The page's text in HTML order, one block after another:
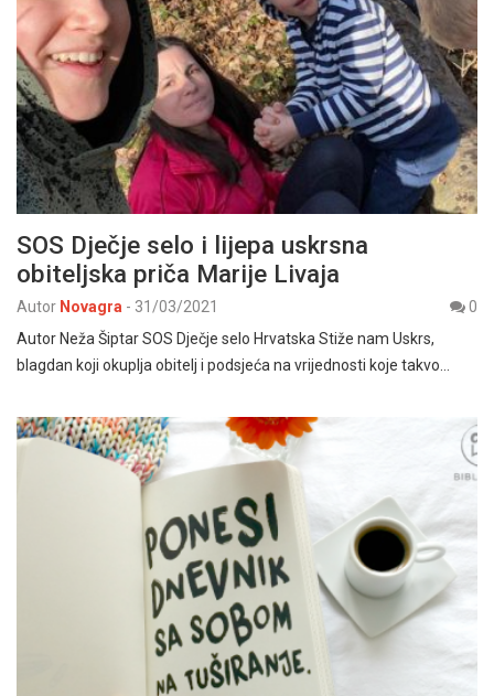
SOS Dječje selo i lijepa uskrsna
obiteljska priča Marije Livaja
Autor Novagra - 31/03/2021
0
Autor Neža Šiptar SOS Dječje selo Hrvatska Stiže nam Uskrs,
blagdan koji okuplja obitelj i podsjeća na vrijednosti koje takvo…